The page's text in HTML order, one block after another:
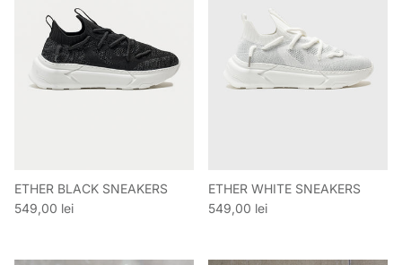
ETHER BLACK SNEAKERS
Preț obișnuit
549,00 lei
ETHER WHITE SNEAKERS
Preț obișnuit
549,00 lei